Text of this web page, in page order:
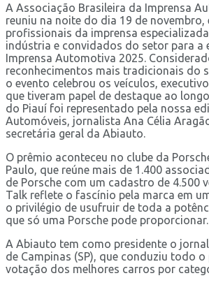
A Associação Brasileira da Imprensa
reuniu na noite do dia 19 de novembro,
profissionais da imprensa
indústria e convidados do setor para a
Imprensa Automotiva 2025.
reconhecimentos mais tradicionais do
o evento celebrou os veículos,
que tiveram papel de destaque ao
do Piauí foi representado pela nossa
Automóveis, jornalista Ana Célia
secretária geral da Abiauto.
O prêmio aconteceu no clube da
Paulo, que reúne mais de 1.400
de Porsche com um cadastro de 4.500
Talk reflete o fascínio pela marca em
o privilégio de usufruir de toda a
que só uma Porsche pode proporcionar.
A Abiauto tem como presidente o
de Campinas (SP), que conduziu todo
votação dos melhores carros por